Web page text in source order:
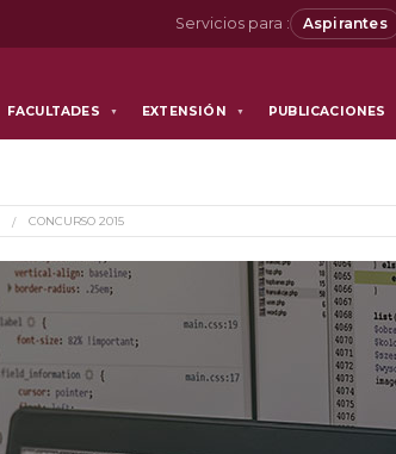
Servicios para : Aspirantes
FACULTADES ▼ EXTENSIÓN ▼ PUBLICACIONES
CONCURSO 2015